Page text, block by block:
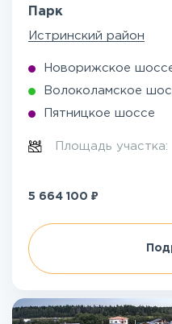
Парк
Истринский район
Новорижское
Волоколамское
Пятницкое шоссе
Площадь участка:
5 664 100 ₽